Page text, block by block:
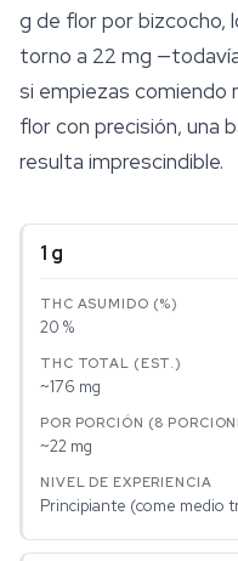
g de flor por bizcocho,
torno a 22 mg
si empiezas comiendo
flor con precisión, una
resulta imprescindible.
1 g
20 %
~176 mg
~22 mg
Principiante (come medio